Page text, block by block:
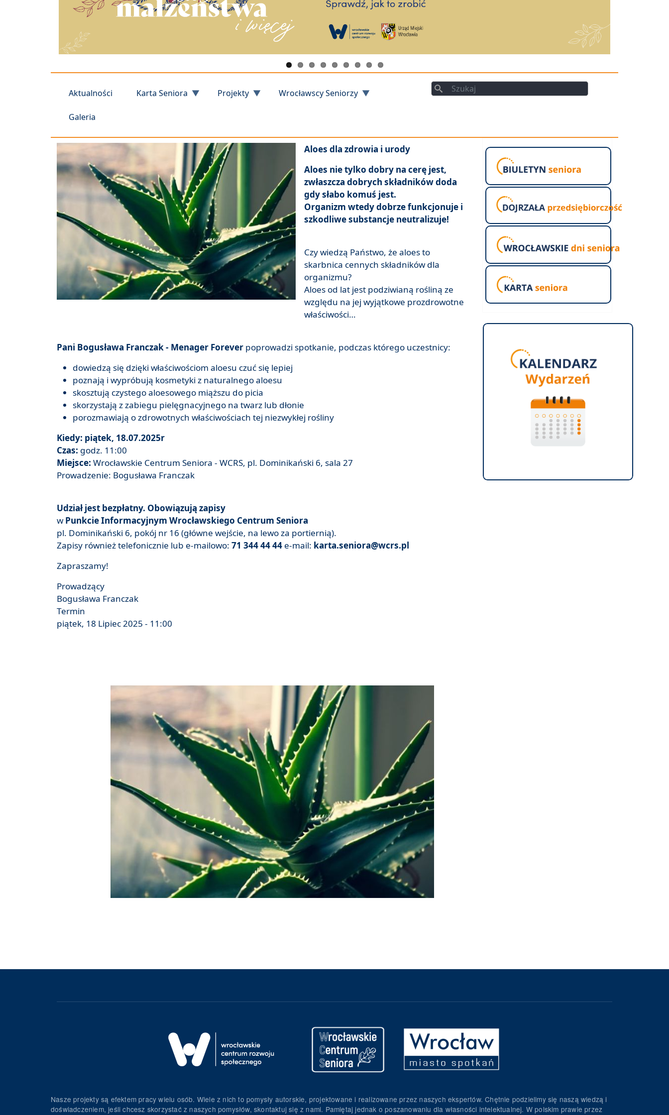
Aktualności Karta Seniora Projekty Wrocławscy Seniorzy
Galeria
Szukaj
Szukaj
Aloes dla zdrowia i urody
Aloes nie tylko dobry na cerę jest,
zwłaszcza dobrych składników doda
gdy słabo komuś jest.
Organizm wtedy dobrze funkcjonuje i
szkodliwe substancje neutralizuje!
Czy wiedzą Państwo, że aloes to
skarbnica cennych składników dla
organizmu?
Aloes od lat jest podziwianą rośliną ze
względu na jej wyjątkowe prozdrowotne
właściwości…
Pani Bogusława Franczak - Menager Forever poprowadzi spotkanie, podczas którego uczestnicy:
dowiedzą się dzięki właściwościom aloesu czuć się lepiej
poznają i wypróbują kosmetyki z naturalnego aloesu
skosztują czystego aloesowego miąższu do picia
skorzystają z zabiegu pielęgnacyjnego na twarz lub dłonie
porozmawiają o zdrowotnych właściwościach tej niezwykłej rośliny
Kiedy: piątek, 18.07.2025r
Czas: godz. 11:00
Miejsce: Wrocławskie Centrum Seniora - WCRS, pl. Dominikański 6, sala 27
Prowadzenie: Bogusława Franczak
Udział jest bezpłatny. Obowiązują zapisy
wPunkcie Informacyjnym Wrocławskiego Centrum Seniora
pl. Dominikański 6, pokój nr 16 (główne wejście, na lewo za portiernią).
Zapisy również telefonicznie lub e-mailowo: 71 344 44 44 e-mail: karta.seniora@wcrs.pl
Zapraszamy!
Prowadzący
Bogusława Franczak
Termin
piątek, 18 Lipiec 2025 - 11:00
Nasze projekty są efektem pracy wielu osób. Wiele z nich to pomysły autorskie, projektowane i realizowane przez naszych ekspertów. Chętnie podzielimy się naszą wiedzą i
doświadczeniem, jeśli chcesz skorzystać z naszych pomysłów, skontaktuj się z nami. Pamiętaj jednak o poszanowaniu dla własności intelektualnej. W polskim prawie przez